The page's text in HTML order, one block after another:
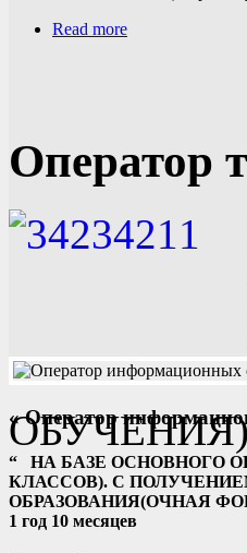
Read more
« Оператор
“
НА БАЗЕ ОСНОВНОГО
КЛАССОВ). С
ОБРАЗОВАНИЯ(ОЧНАЯ
1 год 10 месяцев
Оператор
ОБУЧЕНИЯ).